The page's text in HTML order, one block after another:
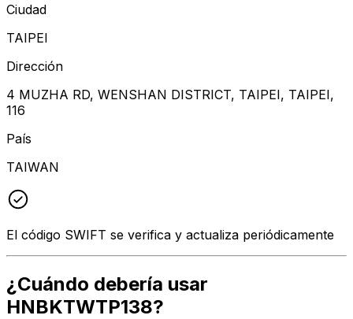
Ciudad
TAIPEI
Dirección
4 MUZHA RD, WENSHAN DISTRICT, TAIPEI, TAIPEI,
116
País
TAIWAN
El código SWIFT se verifica y actualiza periódicamente
¿Cuándo debería usar
HNBKTWTP138?